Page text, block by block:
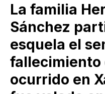
La familia
Sánchez
esquela el
fallecimiento
ocurrido en